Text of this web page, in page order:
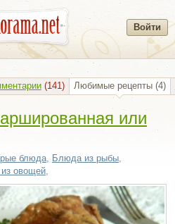
Войти
(141) Любимые рецепты(4)
или
блюда, Блюда из рыбы,
овощей,